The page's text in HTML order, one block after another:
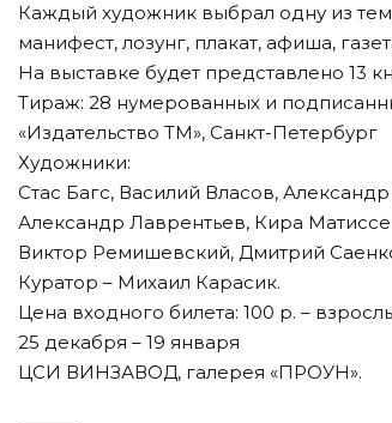
Каждый художник выбрал одну из
манифест, лозунг, плакат, афиша,
На выставке будет представлено 13
Тираж: 28 нумерованных и
«Издательство ТМ», Санкт-Петербург
Художники:
Стас Багс, Василий Власов,
Александр Лаврентьев, Кира
Виктор Ремишевский, Дмитрий
Куратор – Михаил Карасик.
Цена входного билета: 100 р. –
25 декабря – 19 января
ЦСИ ВИНЗАВОД, галерея «ПРОУН».